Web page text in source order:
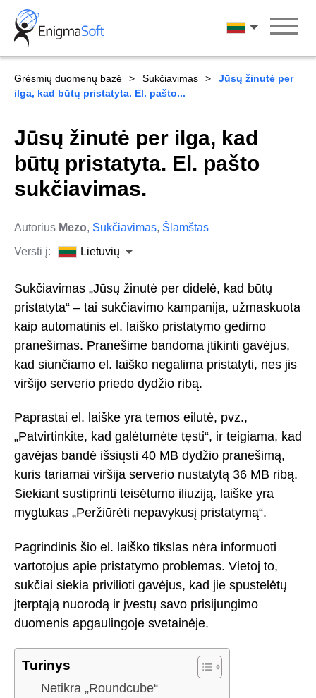
Skip
content
Lietuvių
Grėsmių duomenų bazė Sukčiavimas
Jūsų žinutė per
ilga, kad būtų pristatyta. El. pašto...
Jūsų žinutė per ilga, kad
būtų pristatyta. El. pašto
sukčiavimas.
Autorius Mezo, Sukčiavimas, Šlamštas
Versti į:
Lietuvių
Sukčiavimas „Jūsų žinutė per didelė, kad būtų
pristatyta“ – tai sukčiavimo kampanija, užmaskuota
kaip automatinis el. laiško pristatymo gedimo
pranešimas. Pranešime bandoma įtikinti gavėjus,
kad siunčiamo el. laiško negalima pristatyti, nes jis
viršijo serverio priedo dydžio ribą.
Paprastai el. laiške yra temos eilutė, pvz.,
„Patvirtinkite, kad galėtumėte tęsti“, ir teigiama, kad
gavėjas bandė išsiųsti 40 MB dydžio pranešimą,
kuris tariamai viršija serverio nustatytą 36 MB ribą.
Siekiant sustiprinti teisėtumo iliuziją, laiške yra
mygtukas „Peržiūrėti nepavykusį pristatymą“.
Pagrindinis šio el. laiško tikslas nėra informuoti
vartotojus apie pristatymo problemas. Vietoj to,
sukčiai siekia privilioti gavėjus, kad jie spustelėtų
įterptąją nuorodą ir įvestų savo prisijungimo
duomenis apgaulingoje svetainėje.
Turinys
Netikra „Roundcube“